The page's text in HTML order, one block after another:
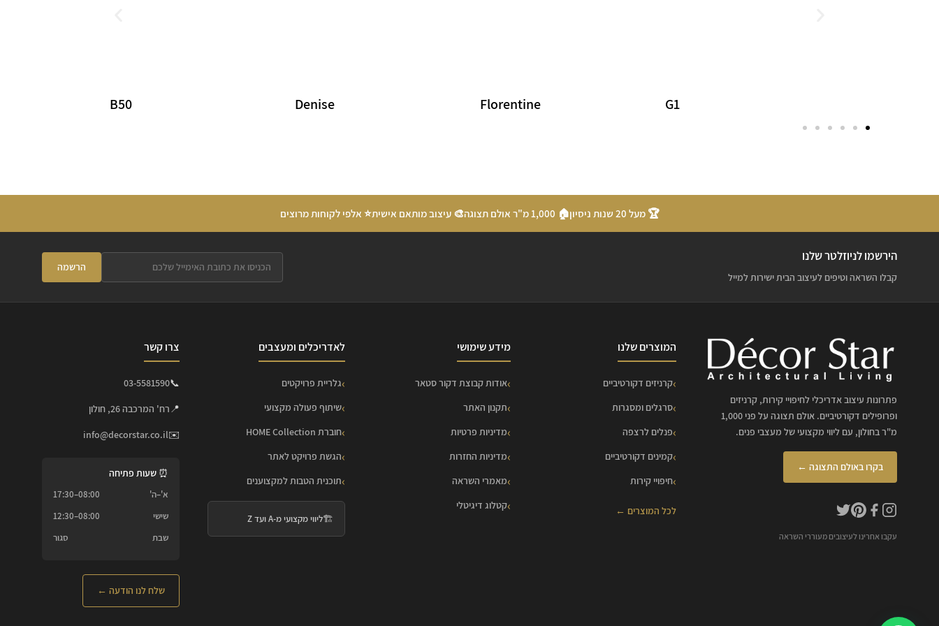
G1
Florentine
Denise
B50
🏆 מעל 20 שנות ניסיון 🏠 1,000 מ"ר אולם תצוגה 🎨 עיצוב מותאם אישית⭐ אלפי לקוחות מרוצים
הירשמו לניוזלטר שלנו
קבלו השראה וטיפים לעיצוב הבית ישירות למייל
הרשמה
פתרונות עיצוב אדריכלי לחיפויי קירות, קרניזים
ופרופילים דקורטיביים. אולם תצוגה על פני 1,000
מ"ר בחולון, עם ליווי מקצועי של מעצבי פנים.
בקרו באולם התצוגה ←
עקבו אחרינו לעיצובים מעוררי השראה
המוצרים שלנו
קרניזים דקורטיביים
סרגלים ומסגרות
פנלים לרצפה
קמינים דקורטיביים
חיפויי קירות
לכל המוצרים ←
מידע שימושי
אודות קבוצת דקור סטאר
תקנון האתר
מדיניות פרטיות
מדיניות החזרות
מאמרי השראה
קטלוג דיגיטלי
לאדריכלים ומעצבים
גלריית פרויקטים
שיתוף פעולה מקצועי
חוברת HOME Collection
הגשת פרויקט לאתר
תוכנית הטבות למקצוענים
🏗️ליווי מקצועי מ-A ועד Z
צרו קשר
📞
03-5581590
📍רח' המרכבה 26, חולון
✉️
info@decorstar.co.il
⏰ שעות פתיחה
א'–ה'
08:00–17:30
שישי
08:00–12:30
שבת
סגור
שלח לנו הודעה ←